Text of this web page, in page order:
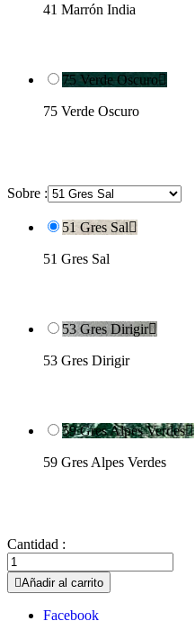
41 Marrón India
75 Verde Oscuro
75 Verde Oscuro
Sobre :
51 Gres Sal
51 Gres Sal
53 Gres Dirigir
53 Gres Dirigir
59 Gres Alpes Verdes
59 Gres Alpes Verdes
Cantidad :
Añadir al carrito
Facebook